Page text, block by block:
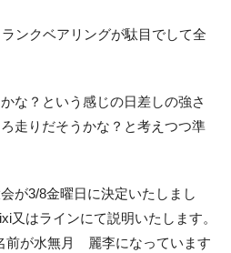
ンクベアリングが駄目でして全
な？という感じの日差しの強さ
走りだそうかな？と考えつつ準
が3/8金曜日に決定いたしまし
又はラインにて説明いたします。
前が水無月 麗李になっています
WEB予約